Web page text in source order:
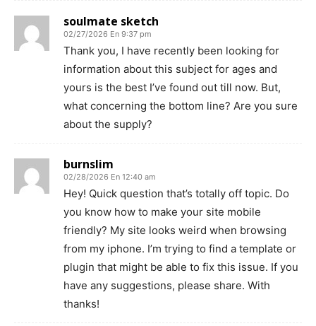
soulmate sketch
02/27/2026 En 9:37 pm
Thank you, I have recently been looking for
information about this subject for ages and
yours is the best I’ve found out till now. But,
what concerning the bottom line? Are you sure
about the supply?
burnslim
02/28/2026 En 12:40 am
Hey! Quick question that’s totally off topic. Do
you know how to make your site mobile
friendly? My site looks weird when browsing
from my iphone. I’m trying to find a template or
plugin that might be able to fix this issue. If you
have any suggestions, please share. With
thanks!